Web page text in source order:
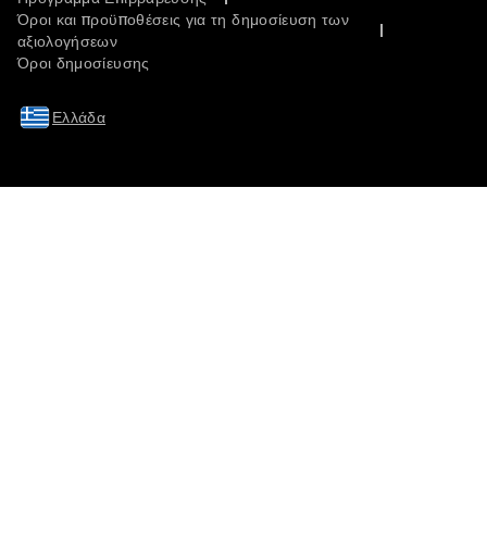
Όροι και προϋποθέσεις για τη δημοσίευση των
αξιολογήσεων
Όροι δημοσίευσης
Ελλάδα